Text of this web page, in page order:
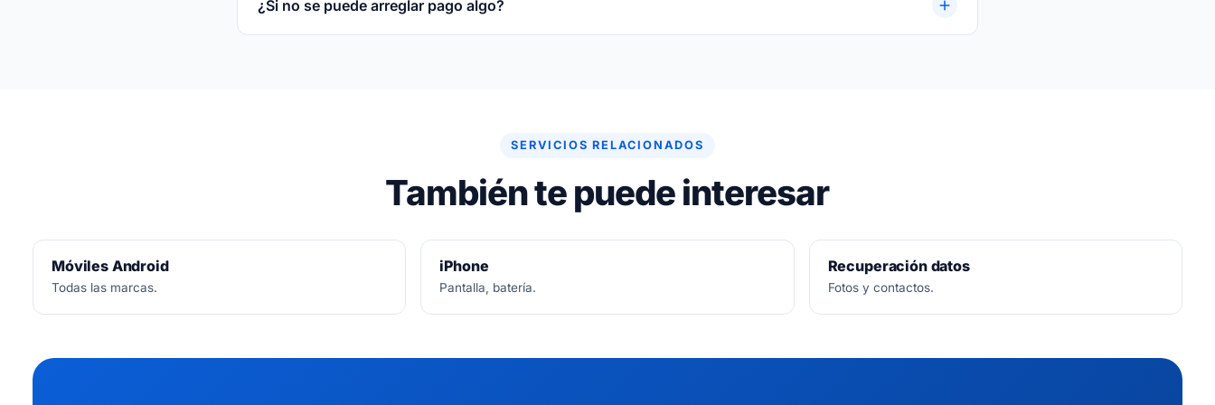
¿Si no se puede arreglar pago algo?
SERVICIOS RELACIONADOS
También te puede interesar
Móviles Android
Todas las marcas.
iPhone
Pantalla, batería.
Recuperación datos
Fotos y contactos.